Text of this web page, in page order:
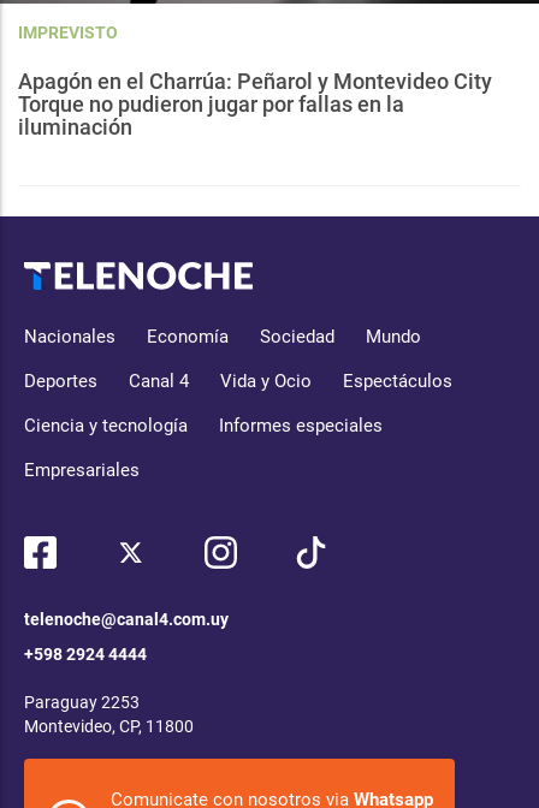
IMPREVISTO
Apagón en el Charrúa: Peñarol y Montevideo City
Torque no pudieron jugar por fallas en la
iluminación
Nacionales Economía Sociedad Mundo
Deportes Canal 4 Vida y Ocio Espectáculos
Ciencia y tecnología Informes especiales
Empresariales
telenoche@canal4.com.uy
+598 2924 4444
Paraguay 2253
Montevideo, CP, 11800
Comunicate con nosotros via Whatsapp